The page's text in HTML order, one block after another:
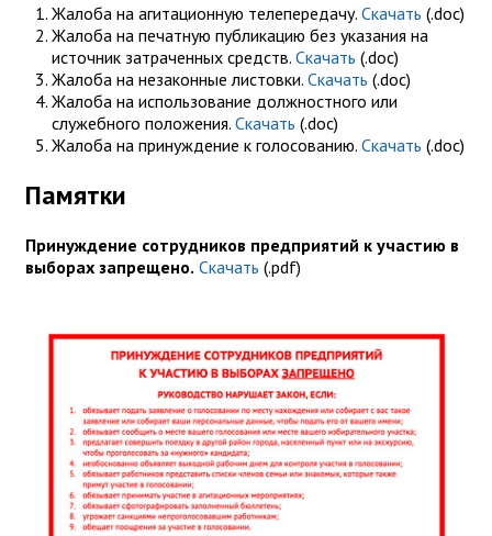
Жалоба на агитационную телепередачу. Скачать (.doc)
Жалоба на печатную публикацию без указания на
источник затраченных средств. Скачать (.doc)
Жалоба на незаконные листовки. Скачать (.doc)
Жалоба на использование должностного или
служебного положения. Скачать (.doc)
Жалоба на принуждение к голосованию. Скачать (.doc)
Памятки
Принуждение сотрудников предприятий к участию в
выборах запрещено. Скачать (.pdf)